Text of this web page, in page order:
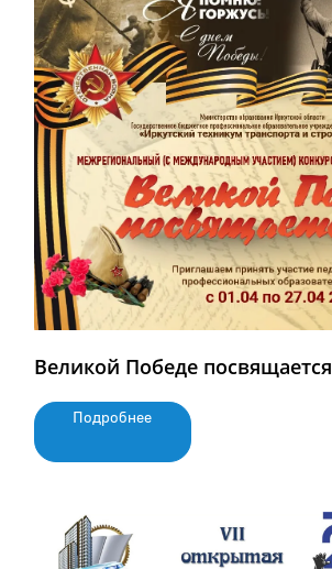
Великой Победе посвящается
Подробнее